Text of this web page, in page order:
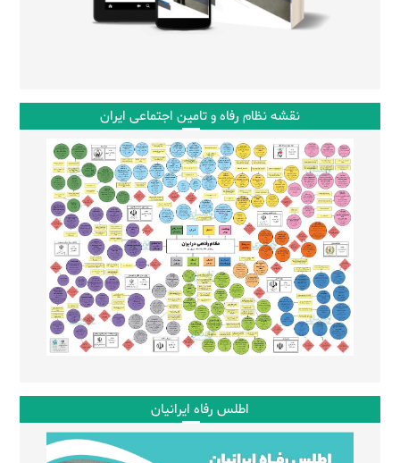
نقشه نظام رفاه و تامین اجتماعی ایران
اطلس رفاه ایرانیان